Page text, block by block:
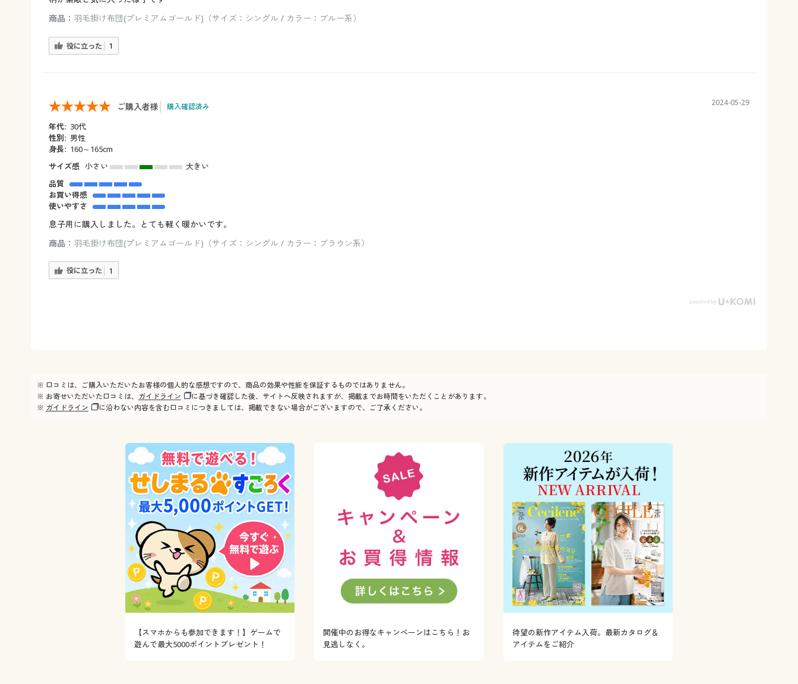
商品： 羽毛掛け布団(プレミアムゴールド)（サイズ：シングル / カラー：ブルー系）
役に立った 1
ご購入者様 購入確認済み 2024-05-29
年代: 30代
性別: 男性
身長: 160～165cm
サイズ感 小さい
大きい
品質
お買い得感
使いやすさ
息子用に購入しました。とても軽く暖かいです。
商品： 羽毛掛け布団(プレミアムゴールド)（サイズ：シングル / カラー：ブラウン系）
役に立った 1
※ 口コミは、ご購入いただいたお客様の個人的な感想ですので、商品の効果や性能を保証するものではありません。
※ お寄せいただいた口コミは、 ガイドライン
に基づき確認した後、サイトへ反映されますが、掲載までお時間をいただくことがあります。
※ ガイドライン に沿わない内容を含む口コミにつきましては、掲載できない場合がございますので、ご了承ください。
【スマホからも参加できます！】ゲームで
遊んで最大5000ポイントプレゼント！
開催中のお得なキャンペーンはこちら！お
見逃しなく。
待望の新作アイテム入荷。最新カタログ＆
アイテムをご紹介